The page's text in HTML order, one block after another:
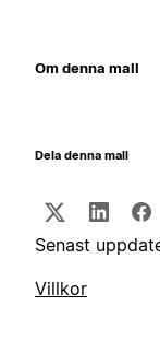
Om denna mall
Dela denna mall
Senast
Villkor